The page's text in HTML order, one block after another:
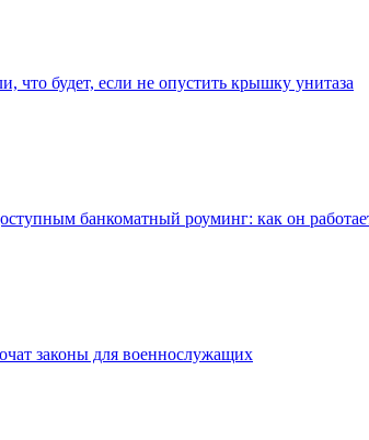
что будет, если не опустить крышку унитаза
банкоматный роуминг: как он
законы для военнослужащих